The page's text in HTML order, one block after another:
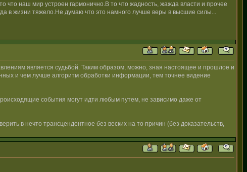
что наш мир устроен гармонично.В то что жадность, жажда власти и прочее
в жизни тяжело.Не думаю что это намного лучше веры в высшие силы...
является судьбой. Таким образом, можно, зная настоящее и прошлое и
и чем лучше алгоритм обработки информации, тем точнее видение
события могут идти любым путем, не зависимо даже от
в нечто трансцендентное без веских на то причин (без доказательств,